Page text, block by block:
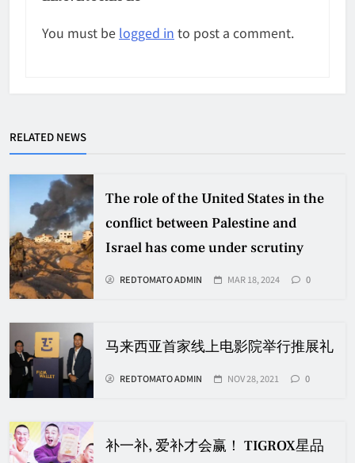
You must be logged in to post a comment.
RELATED NEWS
The role of the United States in the
conflict between Palestine and
Israel has come under scrutiny
REDTOMATO ADMIN MAR 18, 2024 0
马来西亚首家线上电影院举行推展礼
REDTOMATO ADMIN NOV 28, 2021 0
补一补, 爱补才会赢！ TIGROX星品